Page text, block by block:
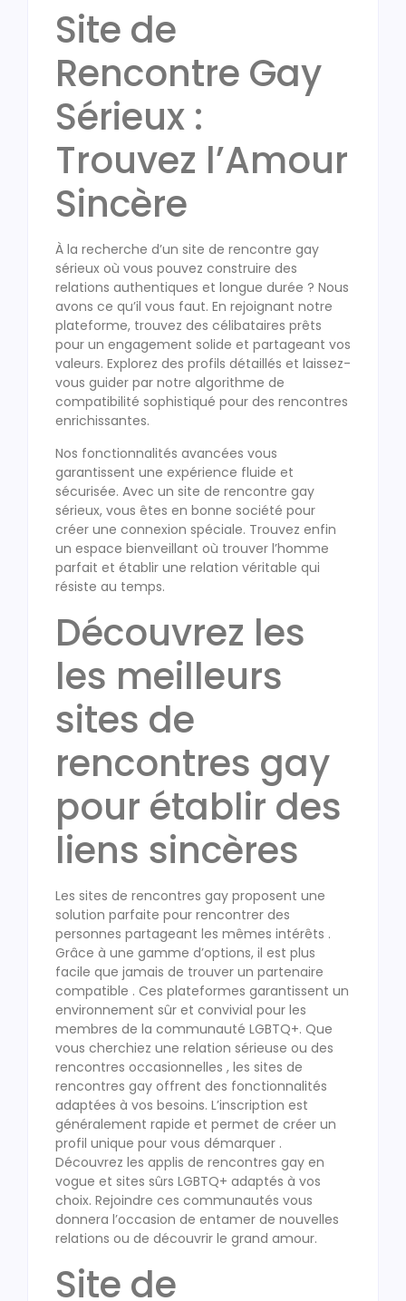
Site de
Rencontre Gay
Sérieux :
Trouvez l’Amour
Sincère
À la recherche d’un site de rencontre gay
sérieux où vous pouvez construire des
relations authentiques et longue durée ? Nous
avons ce qu’il vous faut. En rejoignant notre
plateforme, trouvez des célibataires prêts
pour un engagement solide et partageant vos
valeurs. Explorez des profils détaillés et laissez-
vous guider par notre algorithme de
compatibilité sophistiqué pour des rencontres
enrichissantes.
Nos fonctionnalités avancées vous
garantissent une expérience fluide et
sécurisée. Avec un site de rencontre gay
sérieux, vous êtes en bonne société pour
créer une connexion spéciale. Trouvez enfin
un espace bienveillant où trouver l’homme
parfait et établir une relation véritable qui
résiste au temps.
Découvrez les
les meilleurs
sites de
rencontres gay
pour établir des
liens sincères
Les sites de rencontres gay proposent une
solution parfaite pour rencontrer des
personnes partageant les mêmes intérêts .
Grâce à une gamme d’options, il est plus
facile que jamais de trouver un partenaire
compatible . Ces plateformes garantissent un
environnement sûr et convivial pour les
membres de la communauté LGBTQ+. Que
vous cherchiez une relation sérieuse ou des
rencontres occasionnelles , les sites de
rencontres gay offrent des fonctionnalités
adaptées à vos besoins. L’inscription est
généralement rapide et permet de créer un
profil unique pour vous démarquer .
Découvrez les applis de rencontres gay en
vogue et sites sûrs LGBTQ+ adaptés à vos
choix. Rejoindre ces communautés vous
donnera l’occasion de entamer de nouvelles
relations ou de découvrir le grand amour.
Site de